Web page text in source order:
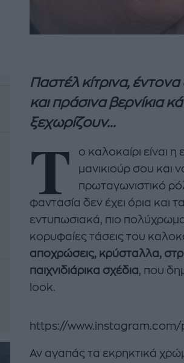
Παστέλ κίτρινα,
και πράσινα βερνίκια
ξεχωρίζουν...
Τ
ο καλοκαίρι είναι
μανικιούρ σου και
πρωταγωνιστικό
φαντασία δεν έχει όρια και
εντυπωσιακά, πιο
κορυφαίες τάσεις του
αποχρώσεις, κρύσταλλα,
παιχνιδιάρικα σχέδια, που
look.
https://www.instagram.com/
Αν αγαπάς τα εκρηκτικά
ΣΑΜΑΝΘΑ ΑΠΟΣΤΟΛΟΠΟΥΛΟΥ
Η απόλυτη καλοκαιρινή
δροσερή σαλάτα με